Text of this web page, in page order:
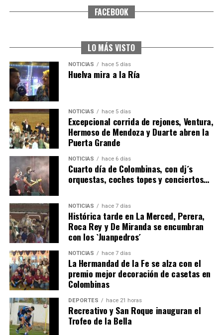
SEXTA CORRIDA DE LAS FIESTAS COLOMBINAS
6º DÍA DE LAS FIESTAS COLOMBINAS 2026
hace 4 días Huelvatv
QUINTA CORRIDA DE LAS FIESTAS COLOMBINAS
2026
hace 5 días· Huelvatv
FACEBOOK
LO MÁS VISTO
NOTICIAS hace 5 días
Huelva mira a la Ría
NOTICIAS hace 5 días
Excepcional corrida de rejones, Ventura,
Hermoso de Mendoza y Duarte abren la
Puerta Grande
NOTICIAS hace 6 días
Cuarto día de Colombinas, con dj´s
orquestas, coches topes y conciertos…
NOTICIAS hace 7 días
Histórica tarde en La Merced, Perera,
Roca Rey y De Miranda se encumbran
con los `Juanpedros´
NOTICIAS hace 7 días
La Hermandad de la Fe se alza con el
premio mejor decoración de casetas en
Colombinas
DEPORTES hace 21 horas
Recreativo y San Roque inauguran el
Trofeo de la Bella